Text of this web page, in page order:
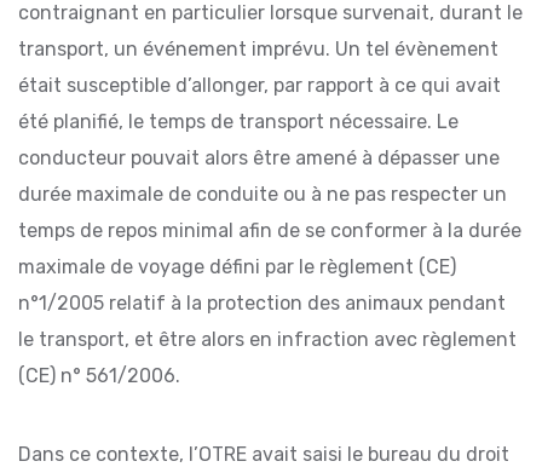
contraignant en particulier lorsque survenait, durant le
transport, un événement imprévu. Un tel évènement
était susceptible d’allonger, par rapport à ce qui avait
été planifié, le temps de transport nécessaire. Le
conducteur pouvait alors être amené à dépasser une
durée maximale de conduite ou à ne pas respecter un
temps de repos minimal afin de se conformer à la durée
maximale de voyage défini par le règlement (CE)
n°1/2005 relatif à la protection des animaux pendant
le transport, et être alors en infraction avec règlement
(CE) n° 561/2006.
Dans ce contexte, l’OTRE avait saisi le bureau du droit